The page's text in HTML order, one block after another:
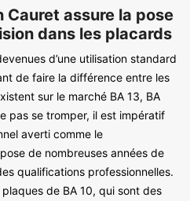
assure la pose
dans les placards
d’une utilisation standard
de faire la différence entre les
sur le marché BA 13, BA
pas se tromper, il est impératif
averti comme le
de nombreuses années de
qualifications professionnelles.
de BA 10, qui sont des